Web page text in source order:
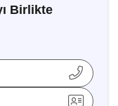
Birlikte